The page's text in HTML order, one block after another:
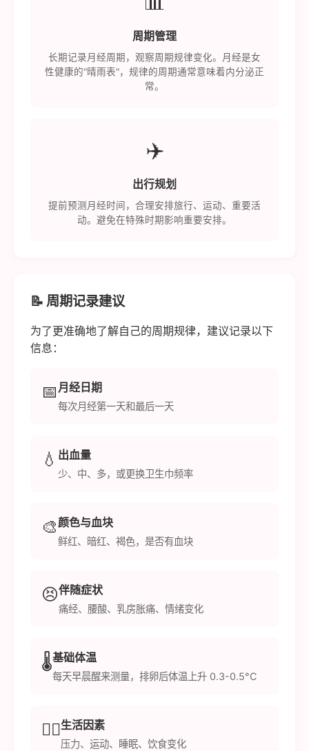
周期管理
长期记录月经周期，观察周期规律变化。月经是女
性健康的"晴雨表"，规律的周期通常意味着内分泌正
常。
✈️
出行规划
提前预测月经时间，合理安排旅行、运动、重要活
动。避免在特殊时期影响重要安排。
📝 周期记录建议
为了更准确地了解自己的周期规律，建议记录以下
信息：
📅 月经日期
每次月经第一天和最后一天
💧 出血量
少、中、多，或更换卫生巾频率
🎨 颜色与血块
鲜红、暗红、褐色，是否有血块
😣伴随症状
痛经、腰酸、乳房胀痛、情绪变化
🌡️基础体温
每天早晨醒来测量，排卵后体温上升 0.3-0.5°C
🏃‍♀️生活因素
压力、运动、睡眠、饮食变化